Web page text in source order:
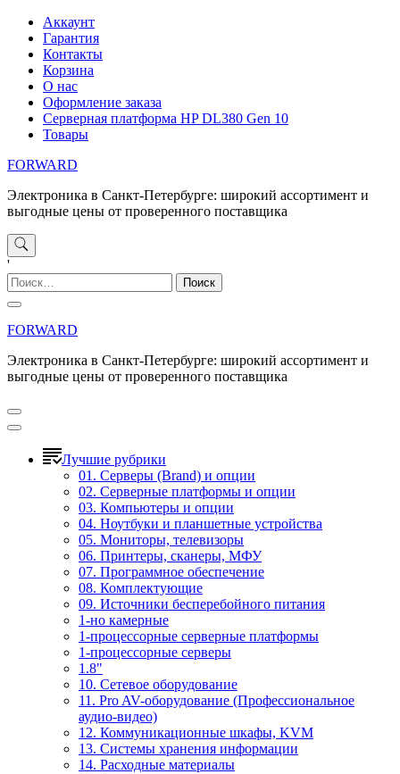
Перейти
содержимому
Аккаунт
Гарантия
Контакты
Корзина
О нас
Оформление заказа
Серверная платформа HP DL380 Gen 10
Товары
FORWARD
Электроника в Санкт-Петербурге: широкий ассортимент и
выгодные цены от проверенного поставщика
'
Найти:
FORWARD
Электроника в Санкт-Петербурге: широкий ассортимент и
выгодные цены от проверенного поставщика
Лучшие рубрики
01. Серверы (Brand) и опции
02. Серверные платформы и опции
03. Компьютеры и опции
04. Ноутбуки и планшетные устройства
05. Мониторы, телевизоры
06. Принтеры, сканеры, МФУ
07. Программное обеспечение
08. Комплектующие
09. Источники бесперебойного питания
1-но камерные
1-процессорные серверные платформы
1-процессорные серверы
1.8"
10. Сетевое оборудование
11. Pro AV-оборудование (Профессиональное
аудио-видео)
12. Коммуникационные шкафы, KVM
13. Системы хранения информации
14. Расходные материалы